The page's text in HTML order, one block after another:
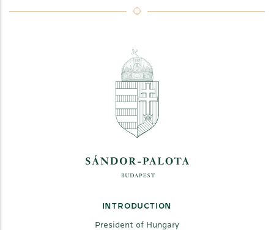
INTRODUCTION
President of Hungary